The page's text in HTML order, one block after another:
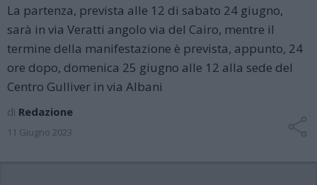
La partenza, prevista alle 12 di sabato 24 giugno,
sarà in via Veratti angolo via del Cairo, mentre il
termine della manifestazione è prevista, appunto, 24
ore dopo, domenica 25 giugno alle 12 alla sede del
Centro Gulliver in via Albani
di Redazione
11 Giugno 2023